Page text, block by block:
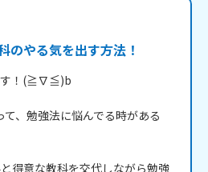
のやる気を出す方法！
す！(≧∇≦)b
、勉強法に悩んでる時がある
得意な教科を交代しながら勉強